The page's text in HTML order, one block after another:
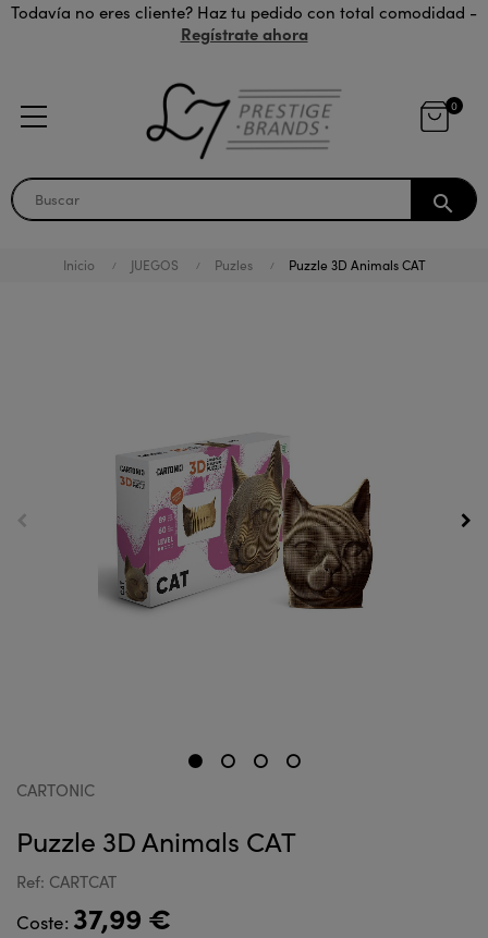
Todavía no eres cliente? Haz tu pedido con total comodidad -
Regístrate ahora
0
search
Inicio JUEGOS Puzles Puzzle 3D Animals CAT
CARTONIC
Puzzle 3D Animals CAT
Ref: CARTCAT
Coste: 37,99 €